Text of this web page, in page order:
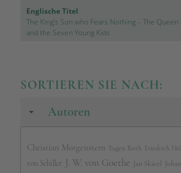
Englische Titel
The King’s Son who Fears Nothing– The Queen
and the Seven Young Kids
SORTIEREN SIE NACH:
Autoren
Christian Morgenstern Eugen Roth Friedrich
von Schiller J. W. von Goethe Jan Skácel